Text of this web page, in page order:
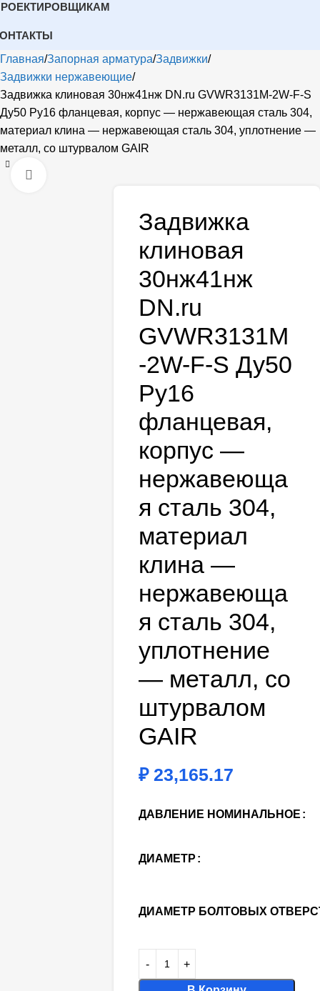
Главная Запорная арматура Задвижки
Задвижки нержавеющие
Задвижка клиновая 30нж41нж DN.ru GVWR3131M-2W-F-S
Ду50 Ру16 фланцевая, корпус — нержавеющая сталь 304,
материал клина — нержавеющая сталь 304, уплотнение —
металл, со штурвалом GAIR
Задвижка
клиновая
30нж41нж
DN.ru
GVWR3131M
-2W-F-S Ду50
Ру16
фланцевая,
корпус —
нержавеюща
я сталь 304,
материал
клина —
нержавеюща
я сталь 304,
уплотнение
— металл, со
штурвалом
GAIR
₽23,165.17
ДАВЛЕНИЕ НОМИНАЛЬНОЕ
ДИАМЕТР
ДИАМЕТР БОЛТОВЫХ